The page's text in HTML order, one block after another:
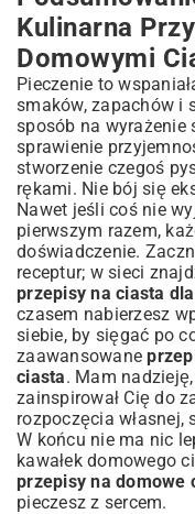
Kulinarna
Domowymi
Pieczenie to
smaków, zapachów i
sposób na wyrażenie
sprawienie
stworzenie czegoś
rękami. Nie bój się
Nawet jeśli coś nie
pierwszym razem,
doświadczenie.
receptur; w sieci
przepisy na ciasta
czasem nabierzesz
siebie, by sięgać po
zaawansowane
ciasta. Mam
zainspirował Cię do
rozpoczęcia własnej,
W końcu nie ma nic
kawałek domowego
przepisy na domowe
pieczesz z sercem.